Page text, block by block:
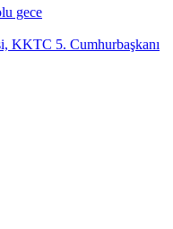
gece
KKTC 5. Cumhurbaşkanı